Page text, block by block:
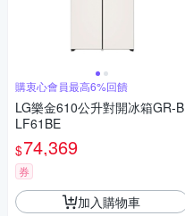
購衷心會員最高6%回饋
LG樂金610公升對開冰箱GR-B
LF61BE
$74,369
券
加入購物車